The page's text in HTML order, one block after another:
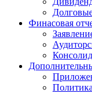
Финасовая